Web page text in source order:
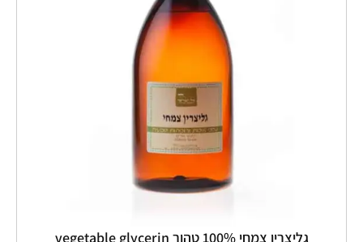
גליצרין צמחי 100% טהור vegetable glycerin
ניתן
לבחור
את
האפשרויות
בעמוד
המוצר